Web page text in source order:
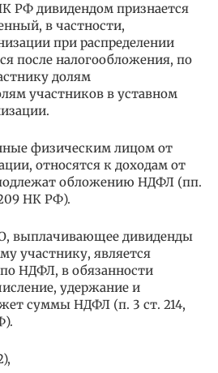
РФ дивидендом признается
в частности,
при распределении
после налогообложения, по
долям
участников в уставном
физическим лицом от
относятся к доходам от
обложению НДФЛ (пп.
209 НК РФ).
выплачивающее дивиденды
участнику, является
НДФЛ, в обязанности
удержание и
суммы НДФЛ (п. 3 ст. 214,